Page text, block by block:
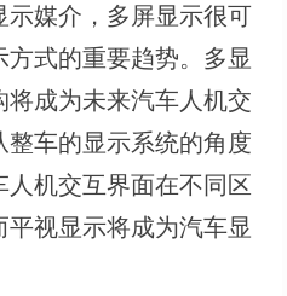
媒介，多屏显示很可
式的重要趋势。多显
成为未来汽车人机交
车的显示系统的角度
机交互界面在不同区
视显示将成为汽车显